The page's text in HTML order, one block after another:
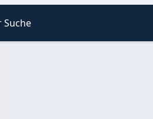
Suche